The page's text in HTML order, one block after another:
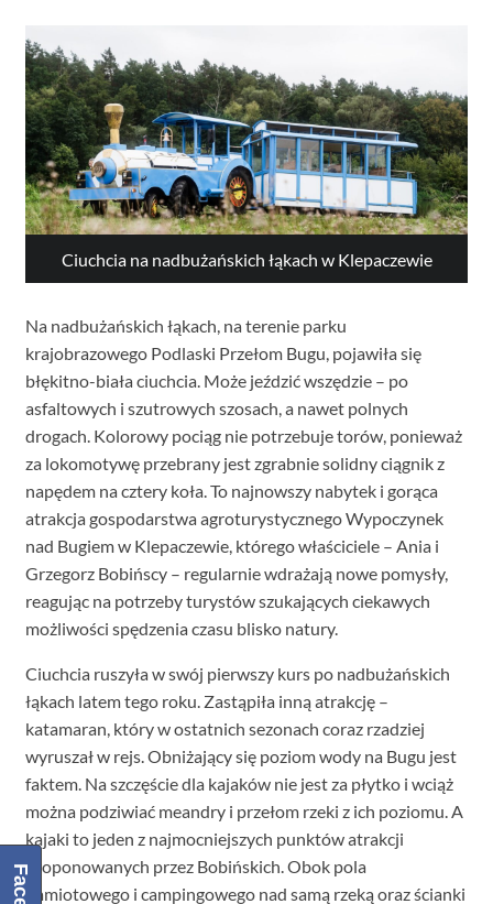
Ciuchcia na nadbużańskich łąkach w Klepaczewie
Na nadbużańskich łąkach, na terenie parku
krajobrazowego Podlaski Przełom Bugu, pojawiła się
błękitno-biała ciuchcia. Może jeździć wszędzie – po
asfaltowych i szutrowych szosach, a nawet polnych
drogach. Kolorowy pociąg nie potrzebuje torów, ponieważ
za lokomotywę przebrany jest zgrabnie solidny ciągnik z
napędem na cztery koła. To najnowszy nabytek i gorąca
atrakcja gospodarstwa agroturystycznego Wypoczynek
nad Bugiem w Klepaczewie, którego właściciele – Ania i
Grzegorz Bobińscy – regularnie wdrażają nowe pomysły,
reagując na potrzeby turystów szukających ciekawych
możliwości spędzenia czasu blisko natury.
Ciuchcia ruszyła w swój pierwszy kurs po nadbużańskich
łąkach latem tego roku. Zastąpiła inną atrakcję –
katamaran, który w ostatnich sezonach coraz rzadziej
wyruszał w rejs. Obniżający się poziom wody na Bugu jest
faktem. Na szczęście dla kajaków nie jest za płytko i wciąż
można podziwiać meandry i przełom rzeki z ich poziomu. A
kajaki to jeden z najmocniejszych punktów atrakcji
proponowanych przez Bobińskich. Obok pola
namiotowego i campingowego nad samą rzeką oraz ścianki